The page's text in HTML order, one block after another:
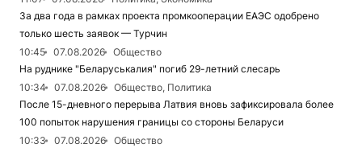
За два года в рамках проекта промкооперации ЕАЭС одобрено
только шесть заявок — Турчин
10:45
07.08.2026
Общество
На руднике "Беларуськалия" погиб 29-летний слесарь
10:34
07.08.2026
Общество, Политика
После 15-дневного перерыва Латвия вновь зафиксировала более
100 попыток нарушения границы со стороны Беларуси
10:33
07.08.2026
Общество